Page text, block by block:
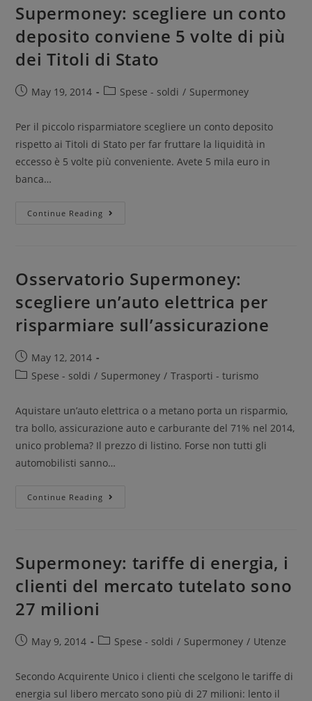
Supermoney: scegliere un conto
deposito conviene 5 volte di più
dei Titoli di Stato
May 19, 2014 Spese - soldi / Supermoney
Per il piccolo risparmiatore scegliere un conto deposito
rispetto ai Titoli di Stato per far fruttare la liquidità in
eccesso è 5 volte più conveniente. Avete 5 mila euro in
banca…
Continue Reading
Osservatorio Supermoney:
scegliere un’auto elettrica per
risparmiare sull’assicurazione
May 12, 2014
Spese - soldi / Supermoney / Trasporti - turismo
Aquistare un’auto elettrica o a metano porta un risparmio,
tra bollo, assicurazione auto e carburante del 71% nel 2014,
unico problema? Il prezzo di listino. Forse non tutti gli
automobilisti sanno…
Continue Reading
Supermoney: tariffe di energia, i
clienti del mercato tutelato sono
27 milioni
May 9, 2014 Spese - soldi / Supermoney / Utenze
Secondo Acquirente Unico i clienti che scelgono le tariffe di
energia sul libero mercato sono più di 27 milioni: lento il